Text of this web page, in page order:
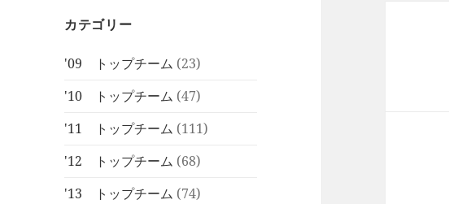
カテゴリー
'09 トップチーム (23)
'10 トップチーム (47)
'11 トップチーム (111)
'12 トップチーム (68)
'13 トップチーム (74)